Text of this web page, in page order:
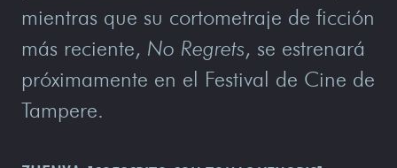
mientras que su cortometraje de ficción
más reciente, No Regrets, se estrenará
próximamente en el Festival de Cine de
Tampere.